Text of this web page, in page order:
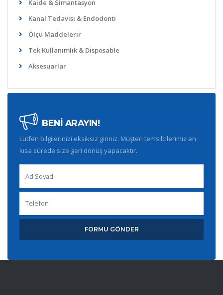
Kaide & Simantasyon
Kanal Tedavisi & Endodonti
Ölçü Maddelerir
Tek Kullanımlık & Disposable
Aksesuarlar
BENİ ARAYIN!
Lütfen bilgilerinizi eksiksiz giriniz. Müşteri temsilcilerimiz en
kısa sürede size geri dönüş yapacaktır.
FORMU GÖNDER